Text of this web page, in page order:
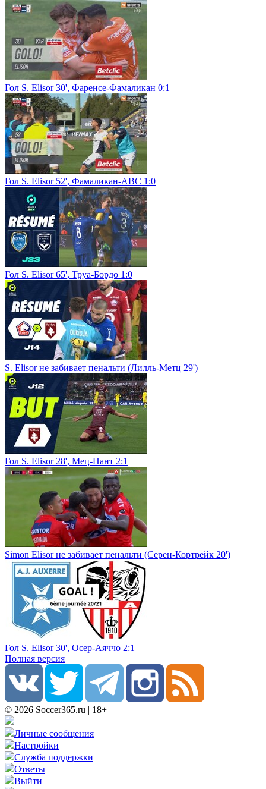
Гол S. Elisor 30', Фаренсе-Фамаликан 0:1
Гол S. Elisor 52', Фамаликан-АВС 1:0
Гол S. Elisor 65', Труа-Бордо 1:0
S. Elisor не забивает пенальти (Лилль-Метц 29')
Гол S. Elisor 28', Мец-Нант 2:1
Simon Elisor не забивает пенальти (Серен-Кортрейк 20')
Гол S. Elisor 30', Осер-Аяччо 2:1
Полная версия
© 2026 Soccer365.ru | 18+
Личные сообщения
Настройки
Служба поддержки
Ответы
Выйти